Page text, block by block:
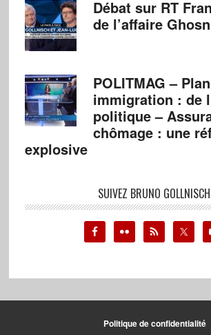
Débat sur RT
de l’affaire Ghosn
POLITMAG – Plan
immigration : de
politique –
chômage : une
explosive
SUIVEZ BRUNO GOLLNISCH
Politique de confidentialité